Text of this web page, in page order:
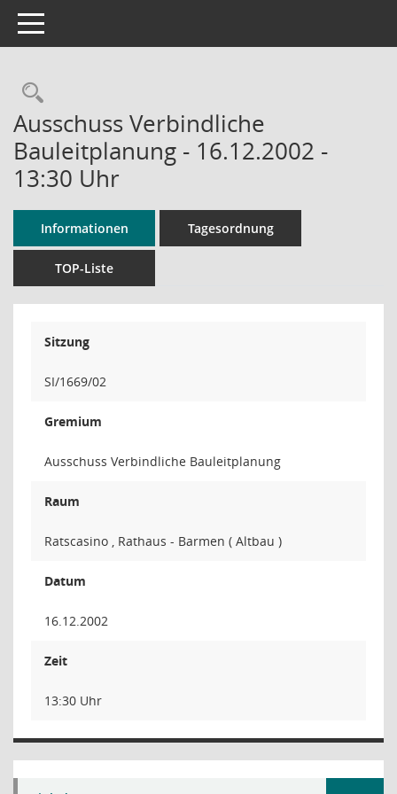
Toggle navigation
Rechercheauswahl
Ausschuss Verbindliche
Bauleitplanung - 16.12.2002 -
13:30 Uhr
Informationen Tagesordnung
TOP-Liste
Sitzung
SI/1669/02
Gremium
Ausschuss Verbindliche Bauleitplanung
Raum
Ratscasino , Rathaus - Barmen ( Altbau )
Datum
16.12.2002
Zeit
13:30 Uhr